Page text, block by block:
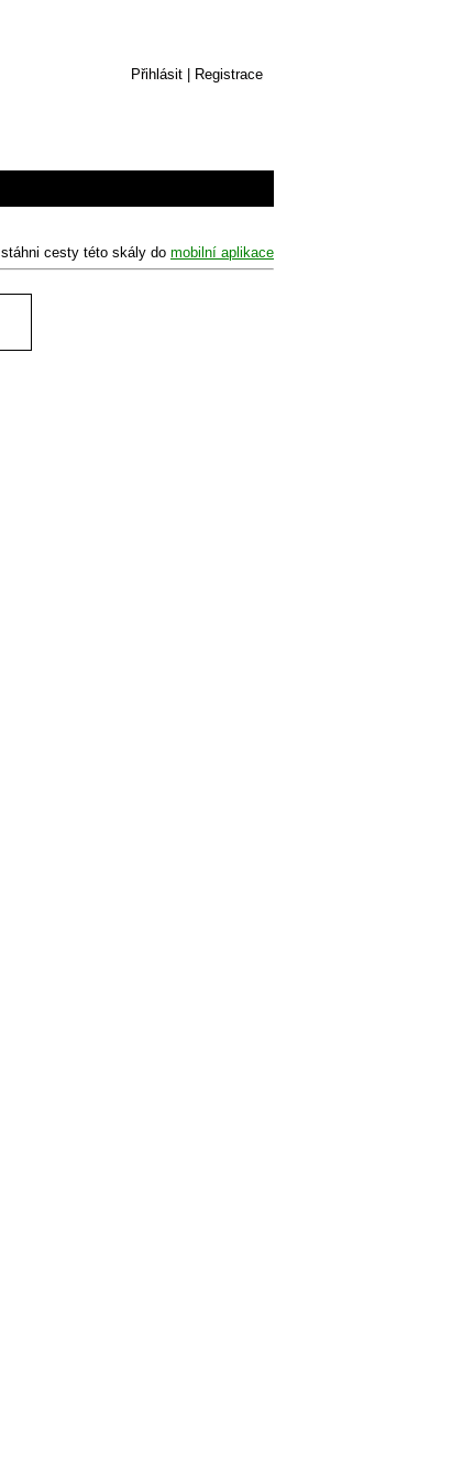
Přihlásit Registrace
stáhni cesty této skály do mobilní aplikace